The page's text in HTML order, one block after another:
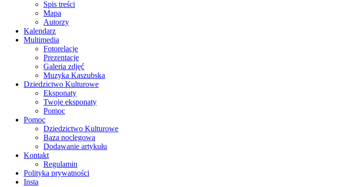
Spis treści
Mapa
Autorzy
Kalendarz
Multimedia
Fotorelacje
Prezentacje
Galeria zdjęć
Muzyka Kaszubska
Dziedzictwo Kulturowe
Eksponaty
Twoje eksponaty
Pomoc
Pomoc
Dziedzictwo Kulturowe
Baza noclegowa
Dodawanie artykułu
Kontakt
Regulamin
Polityka prywatności
Insta